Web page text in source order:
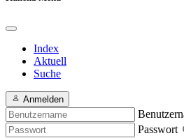
Index
Aktuell
Suche
Anmelden
Passwort